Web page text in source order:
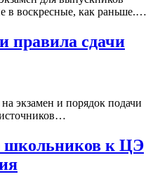
в воскресные, как раньше.…
правила сдачи
экзамен и порядок подачи
школьников к ЦЭ